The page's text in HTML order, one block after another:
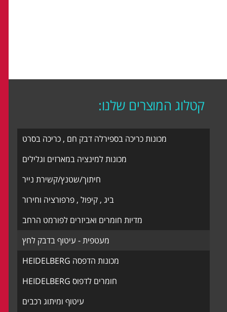
קטלוג המוצרים שלנו:
מכונות כריכה בספירלה דבק חם , כריכה בסרט
מכונות למינציה במארזים וגלילים
חיתוך/שטנץ/קשירת נייר
ביג , קיפול , פרפורציה וחירור
מדיות חומרים ואביזרים לפורמט הרחב
מעטפית - עיטוף בדבק לחץ
מכונות הדפסה HEIDELBERG
חומרים לדפוס HEIDELBERG
עיטוף ומיתוג רכבים